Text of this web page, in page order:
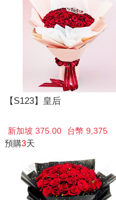
【S123】皇后
新加坡 375.00
台幣 9,375
預購3天